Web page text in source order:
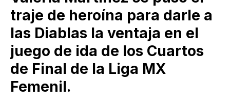
traje de heroína para darle a
las Diablas la ventaja en el
juego de ida de los Cuartos
de Final de la Liga MX
Femenil.